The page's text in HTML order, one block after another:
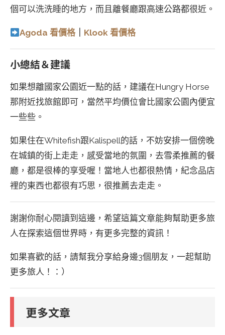
個可以洗洗睡的地方，而且離餐廳跟高速公路都很近。
Agoda 看價格｜ Klook 看價格
小總結＆建議
如果想離國家公園近一點的話，建議在Hungry Horse
那附近找旅館即可，當然平均價位會比國家公園內便宜
一些些。
如果住在Whitefish跟Kalispell的話，不妨安排一個傍晚
在城鎮的街上走走，感受當地的氛圍，去雪柔推薦的餐
廳，都是很棒的享受喔！當地人也都很熱情，紀念品店
裡的東西也都很有巧思，很推薦去走走。
謝謝你耐心閱讀到這邊，希望這篇文章能夠幫助更多旅
人在探索這個世界時，有更多完整的資訊！
如果喜歡的話，請幫我分享給身邊3個朋友，一起幫助
更多旅人！：）
更多文章